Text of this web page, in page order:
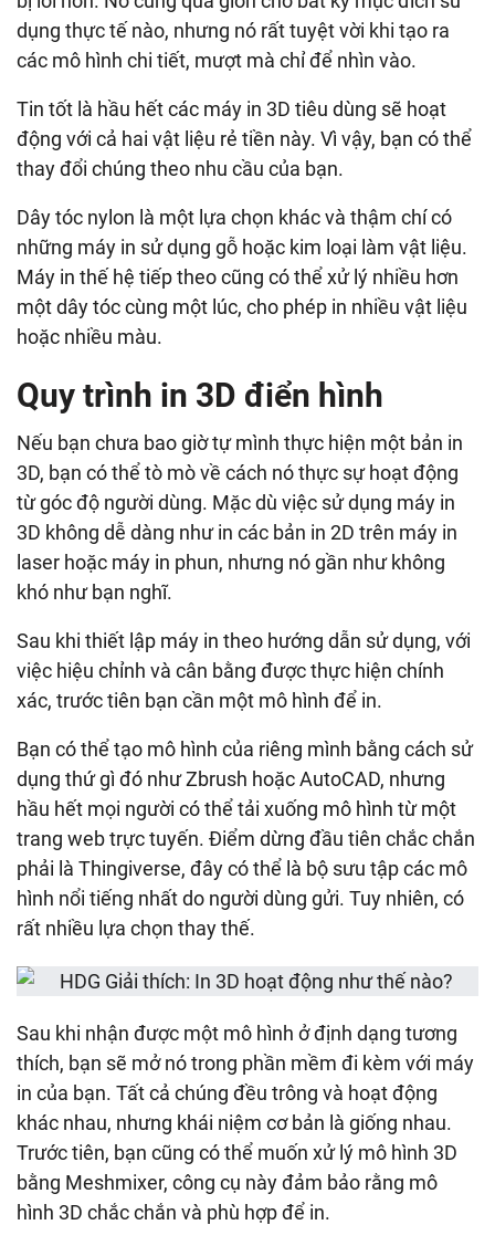
dụng thực tế nào, nhưng nó rất tuyệt vời khi tạo ra
các mô hình chi tiết, mượt mà chỉ để nhìn vào.
Tin tốt là hầu hết các máy in 3D tiêu dùng sẽ hoạt
động với cả hai vật liệu rẻ tiền này. Vì vậy, bạn có thể
thay đổi chúng theo nhu cầu của bạn.
Dây tóc nylon là một lựa chọn khác và thậm chí có
những máy in sử dụng gỗ hoặc kim loại làm vật liệu.
Máy in thế hệ tiếp theo cũng có thể xử lý nhiều hơn
một dây tóc cùng một lúc, cho phép in nhiều vật liệu
hoặc nhiều màu.
Quy trình in 3D điển hình
Nếu bạn chưa bao giờ tự mình thực hiện một bản in
3D, bạn có thể tò mò về cách nó thực sự hoạt động
từ góc độ người dùng. Mặc dù việc sử dụng máy in
3D không dễ dàng như in các bản in 2D trên máy in
laser hoặc máy in phun, nhưng nó gần như không
khó như bạn nghĩ.
Sau khi thiết lập máy in theo hướng dẫn sử dụng, với
việc hiệu chỉnh và cân bằng được thực hiện chính
xác, trước tiên bạn cần một mô hình để in.
Bạn có thể tạo mô hình của riêng mình bằng cách sử
dụng thứ gì đó như Zbrush hoặc AutoCAD, nhưng
hầu hết mọi người có thể tải xuống mô hình từ một
trang web trực tuyến. Điểm dừng đầu tiên chắc chắn
phải là Thingiverse, đây có thể là bộ sưu tập các mô
hình nổi tiếng nhất do người dùng gửi. Tuy nhiên, có
rất nhiều lựa chọn thay thế.
Sau khi nhận được một mô hình ở định dạng tương
thích, bạn sẽ mở nó trong phần mềm đi kèm với máy
in của bạn. Tất cả chúng đều trông và hoạt động
khác nhau, nhưng khái niệm cơ bản là giống nhau.
Trước tiên, bạn cũng có thể muốn xử lý mô hình 3D
bằng Meshmixer, công cụ này đảm bảo rằng mô
hình 3D chắc chắn và phù hợp để in.